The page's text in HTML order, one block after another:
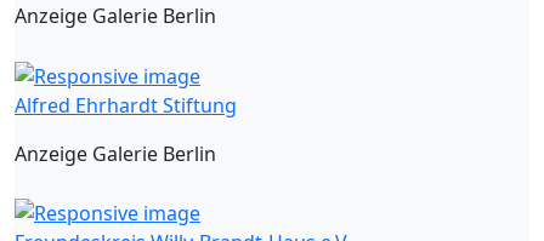
Anzeige Galerie Berlin
Alfred Ehrhardt Stiftung
Anzeige Galerie Berlin